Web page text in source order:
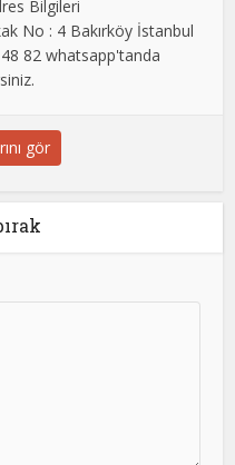
Bilgileri
No : 4 Bakırköy İstanbul
82 whatsapp'tanda
gör